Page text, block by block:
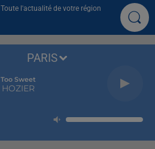
Toute l'actualité de votre région
Too Sweet
HOZIER
PARIS